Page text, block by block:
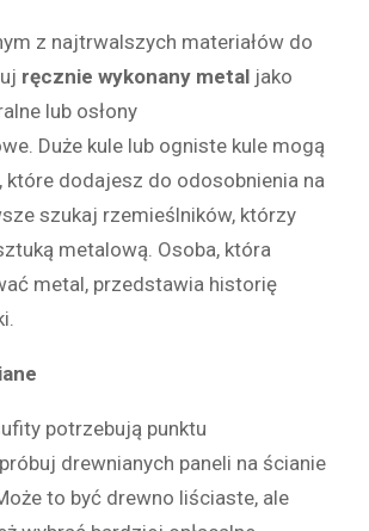
z najtrwalszych materiałów do
ręcznie wykonany metal jako
lub osłony
Duże kule lub ogniste kule mogą
które dodajesz do odosobnienia na
szukaj rzemieślników, którzy
metalową. Osoba, która
metal, przedstawia historię
potrzebują punktu
drewnianych paneli na ścianie
to być drewno liściaste, ale